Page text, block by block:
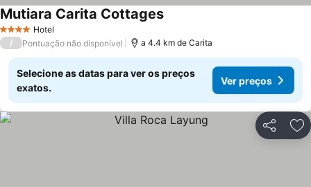
4 EstrelasHotel
Mutiara Carita Cottages
/ Pontuação não disponível a 4.4 km de Carita
Selecione as datas para ver os preços
exatos.
Ver preços
Partilhar